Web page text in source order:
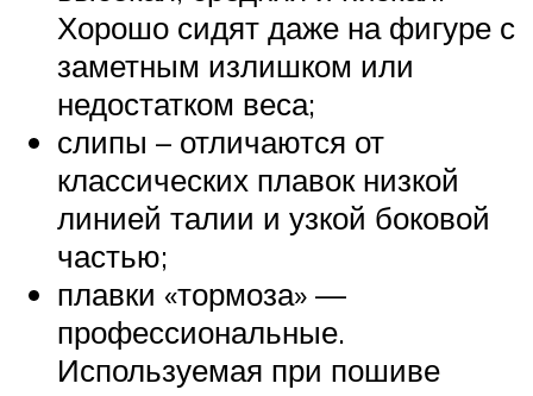
Хорошо сидят даже на фигуре с
заметным излишком или
недостатком веса;
слипы – отличаются от
классических плавок низкой
линией талии и узкой боковой
частью;
плавки «тормоза» —
профессиональные.
Используемая при пошиве